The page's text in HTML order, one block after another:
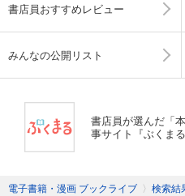
書店員おすすめレビュー
みんなの公開リスト
書店員が選んだ「
事サイト『ぶくまる
電子書籍・漫画 ブックライブ 〉 検索結